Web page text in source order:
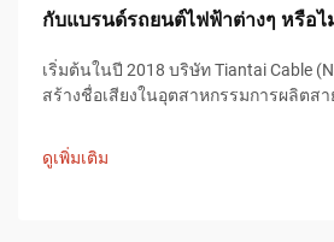
กับแบรนด์รถยนต์ไฟฟ้าต่างๆ หรือไ
เริ่มต้นในปี 2018 บริษัท Tiantai Cable
สร้างชื่อเสียงในอุตสาหกรรมการผลิตสา
และมีพนักงานมากกว่า 200 คน ที่ทำงาน
ดูเพิ่มเติม